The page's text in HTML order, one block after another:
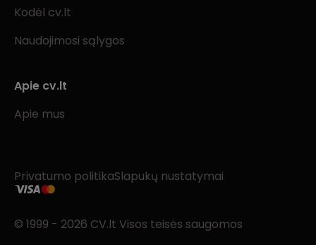
Kodėl cv.lt
Naudojimosi sąlygos
Apie cv.lt
Apie mus
Privatumo politikaSlapukų nustatymai
© 1999 - 2026 CV.lt Visos teisės saugomos